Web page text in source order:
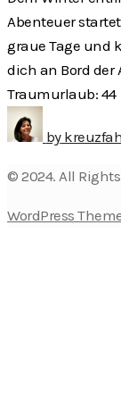
Abenteuer
graue Tage und
dich an Bord der
Traumurlaub: 44
by
© 2024. All
WordPress